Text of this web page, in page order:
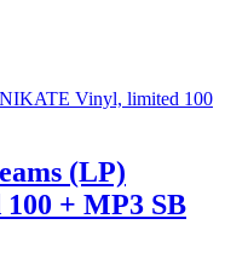
(LP)
+ MP3 SB